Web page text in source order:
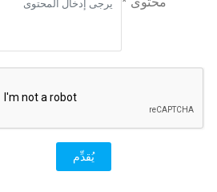
يُقدِّم